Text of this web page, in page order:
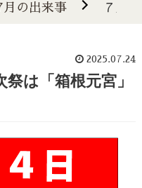
月の出来事 ７月２
2025.07.24
は「箱根元宮」